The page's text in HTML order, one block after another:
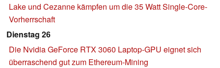
Lake und Cezanne kämpfen um die 35 Watt Single-Core-
Vorherrschaft
Dienstag 26
Die Nvidia GeForce RTX 3060 Laptop-GPU eignet sich
überraschend gut zum Ethereum-Mining